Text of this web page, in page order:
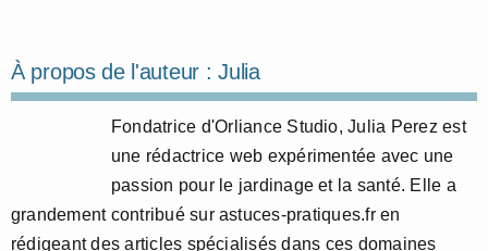
À propos de l'auteur :Julia
Fondatrice d'Orliance Studio, Julia Perez est
une rédactrice web expérimentée avec une
passion pour le jardinage et la santé. Elle a
grandement contribué sur astuces-pratiques.fr en
rédigeant des articles spécialisés dans ces domaines